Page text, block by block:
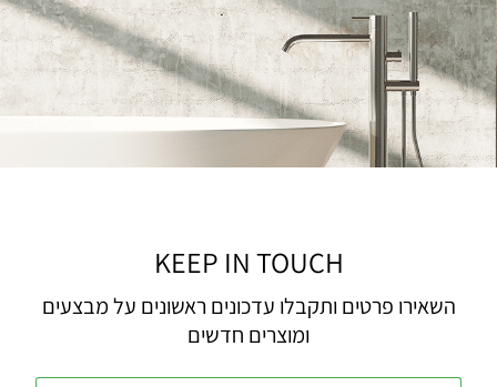
KEEP IN TOUCH
השאירו פרטים ותקבלו עדכונים ראשונים על מבצעים
ומוצרים חדשים